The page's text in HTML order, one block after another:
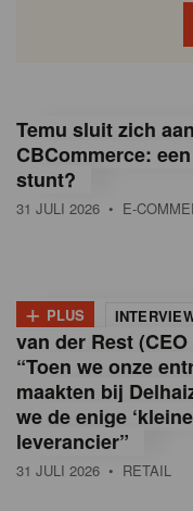
o
n
d
a
M
a
g
a
Temu sluit zich
CBCommerce:
stunt?
31 JULI 2026 • E-
+ PLUS
van der Rest
“Toen we onze
maakten bij
we de enige
leverancier”
31 JULI 2026 • RETAIL